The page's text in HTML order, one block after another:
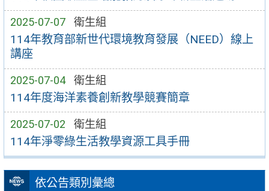
2025-07-07 衛生組
114年教育部新世代環境教育發展（NEED）線上
講座
2025-07-04 衛生組
114年度海洋素養創新教學競賽簡章
2025-07-02 衛生組
114年淨零綠生活教學資源工具手冊
依公告類別彙總